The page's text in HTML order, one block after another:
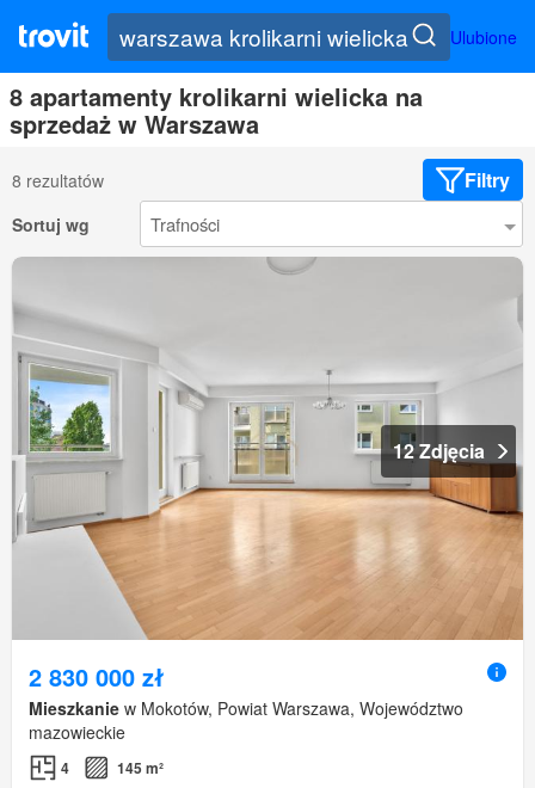
Ulubione
8 apartamenty krolikarni wielicka na
sprzedaż w Warszawa
8 rezultatów Filtry
Sortuj wg
12 Zdjęcia
2 830 000 zł
Mieszkanie w Mokotów, Powiat Warszawa, Województwo
mazowieckie
4
145 m²